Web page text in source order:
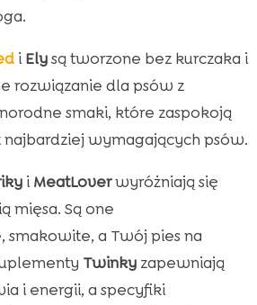
i Elysą tworzone bez kurczaka i
rozwiązanie dla psów z
smaki, które zaspokoją
wymagających psów.
i MeatLoverwyróżniają się
mięsa. Są one
smakowite, a Twój pies na
Twinkyzapewniają
i energii, a specyfiki